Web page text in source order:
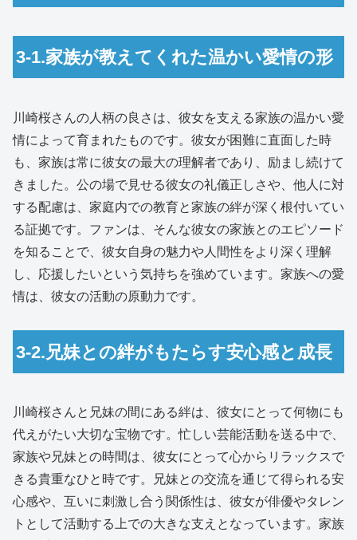
3-1.家族が教えてくれた温かい愛情の形
川崎桜さんの人柄の良さは、彼女を支える家族の温かい愛
情によって育まれたものです。彼女が困難に直面した時
も、家族は常に彼女の最大の理解者であり、励まし続けて
きました。公の場で見せる彼女の礼儀正しさや、他人に対
する配慮は、家庭内での教育と家族の絆が深く根付いてい
る証拠です。ファンは、そんな彼女の家族とのエピソード
を知ることで、彼女自身の魅力や人間性をより深く理解
し、応援したいという気持ちを強めています。家族への愛
情は、彼女の活動の原動力です。
3-2.兄妹との絆がもたらす安心感と成長
川崎桜さんと兄妹の間にある絆は、彼女にとって何物にも
代えがたい大切な宝物です。忙しい芸能活動を送る中で、
家族や兄妹との時間は、彼女にとって心からリラックスで
きる貴重なひと時です。兄妹との交流を通じて得られる安
心感や、互いに刺激し合う関係性は、彼女が俳優やタレン
トとして活動する上での大きな支えとなっています。家族